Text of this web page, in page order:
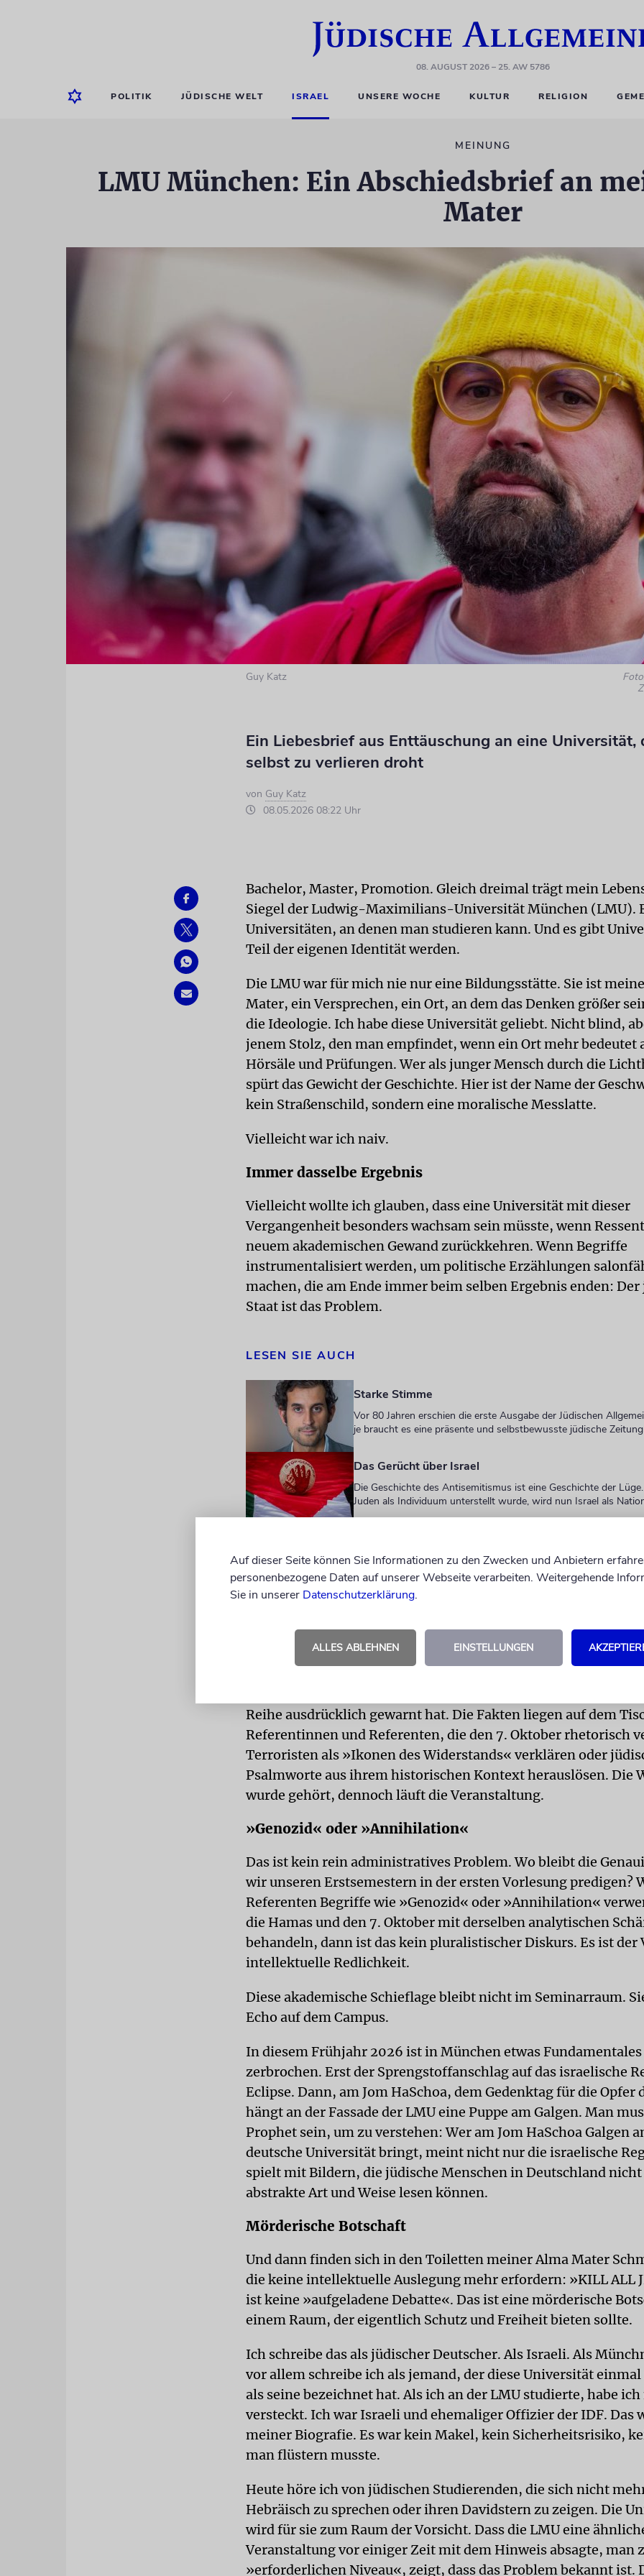
08. AUGUST 2026– 25. AW 5786
POLITIK JÜDISCHE WELT ISRAEL UNSERE WOCHE KULTUR RELIGION
MEINUNG
LMU München: Ein Abschiedsbrief an
Mater
Guy Katz
Ein Liebesbrief aus Enttäuschung an eine Universität,
selbst zu verlieren droht
von Guy Katz
08.05.2026 08:22 Uhr
Bachelor, Master, Promotion. Gleich dreimal trägt mein
Siegel der Ludwig-Maximilians-Universität München (LMU).
Universitäten, an denen man studieren kann. Und es gibt
Teil der eigenen Identität werden.
Die LMU war für mich nie nur eine Bildungsstätte. Sie ist
Mater, ein Versprechen, ein Ort, an dem das Denken größer
die Ideologie. Ich habe diese Universität geliebt. Nicht blind,
jenem Stolz, den man empfindet, wenn ein Ort mehr bedeutet
Hörsäle und Prüfungen. Wer als junger Mensch durch die
spürt das Gewicht der Geschichte. Hier ist der Name der
kein Straßenschild, sondern eine moralische Messlatte.
Vielleicht war ich naiv.
Immer dasselbe Ergebnis
Vielleicht wollte ich glauben, dass eine Universität mit dieser
Vergangenheit besonders wachsam sein müsste, wenn
neuem akademischen Gewand zurückkehren. Wenn Begriffe
instrumentalisiert werden, um politische Erzählungen
machen, die am Ende immer beim selben Ergebnis enden: Der
Staat ist das Problem.
LESEN SIE AUCH
Starke Stimme
Vor 80 Jahren erschien die erste Ausgabe der Jüdischen
je braucht es eine präsente und selbstbewusste jüdische
Das Gerücht über Israel
Die Geschichte des Antisemitismus ist eine Geschichte der
Juden als Individuum unterstellt wurde, wird nun Israel als
Aktuell findet an der Universität eine Vortragsreihe statt: »Die
palästinensischen Universitäten und ihre besondere
Deutschland«. Der Rahmen liest sich wie eine Übung in
durch eine sorgfältig komponierte, eigene Einseitigkeit zu
Israelische Universitäten werden explizit ausgeklammert.
Reihe ausdrücklich gewarnt hat. Die Fakten liegen auf dem
Referentinnen und Referenten, die den 7. Oktober rhetorisch
Terroristen als »Ikonen des Widerstands« verklären oder
Psalmworte aus ihrem historischen Kontext herauslösen. Die
wurde gehört, dennoch läuft die Veranstaltung.
»Genozid« oder »Annihilation«
Das ist kein rein administratives Problem. Wo bleibt die
wir unseren Erstsemestern in der ersten Vorlesung predigen?
Referenten Begriffe wie »Genozid« oder »Annihilation«
die Hamas und den 7. Oktober mit derselben analytischen
behandeln, dann ist das kein pluralistischer Diskurs. Es ist der
intellektuelle Redlichkeit.
Diese akademische Schieflage bleibt nicht im Seminarraum.
Echo auf dem Campus.
In diesem Frühjahr 2026 ist in München etwas Fundamentales
zerbrochen. Erst der Sprengstoffanschlag auf das israelische
Eclipse. Dann, am Jom HaSchoa, dem Gedenktag für die Opfer
hängt an der Fassade der LMU eine Puppe am Galgen. Man
Prophet sein, um zu verstehen: Wer am Jom HaSchoa Galgen
deutsche Universität bringt, meint nicht nur die israelische
spielt mit Bildern, die jüdische Menschen in Deutschland nicht
abstrakte Art und Weise lesen können.
Mörderische Botschaft
Und dann finden sich in den Toiletten meiner Alma Mater
die keine intellektuelle Auslegung mehr erfordern: »KILL ALL
ist keine »aufgeladene Debatte«. Das ist eine mörderische
einem Raum, der eigentlich Schutz und Freiheit bieten sollte.
Ich schreibe das als jüdischer Deutscher. Als Israeli. Als
vor allem schreibe ich als jemand, der diese Universität
als seine bezeichnet hat. Als ich an der LMU studierte, habe
versteckt. Ich war Israeli und ehemaliger Offizier der IDF. Das
meiner Biografie. Es war kein Makel, kein Sicherheitsrisiko,
man flüstern musste.
Heute höre ich von jüdischen Studierenden, die sich nicht
Hebräisch zu sprechen oder ihren Davidstern zu zeigen. Die
wird für sie zum Raum der Vorsicht. Dass die LMU eine
Veranstaltung vor einiger Zeit mit dem Hinweis absagte, man
»erforderlichen Niveau«, zeigt, dass das Problem bekannt ist.
Auf dieser Seite können Sie Informationen zu den Zwecken und Anbietern
personenbezogene Daten auf unserer Webseite verarbeiten. Weitergehende
Sie in unserer Datenschutzerklärung.
ALLES ABLEHNEN EINSTELLUNGEN